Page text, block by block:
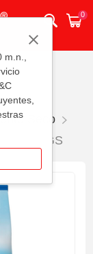
0
Seco
7.5 KGS